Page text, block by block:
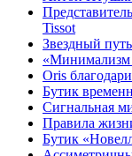
Tissot
Звездный путь
«Минимализм
Oris
Бутик
Сигнальная
Правила
Бутик